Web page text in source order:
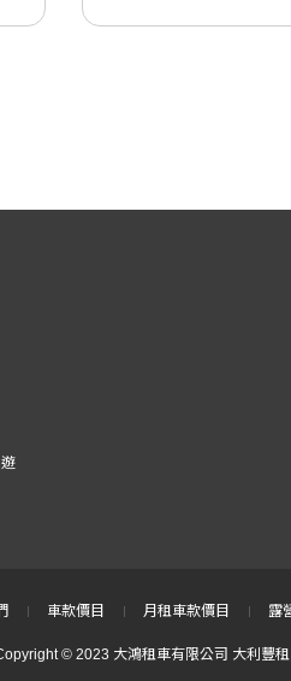
車款價目 月租車款價目 露
© 2023 大鴻租車有限公司 大利豐